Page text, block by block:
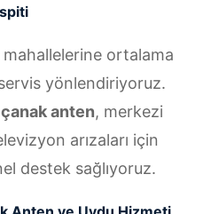
ortalama
yönlendiriyoruz.
anten, merkezi
arızaları için
destek sağlıyoruz.